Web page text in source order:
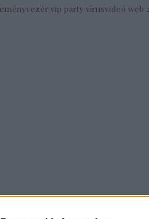
vip partyvírusvideó web